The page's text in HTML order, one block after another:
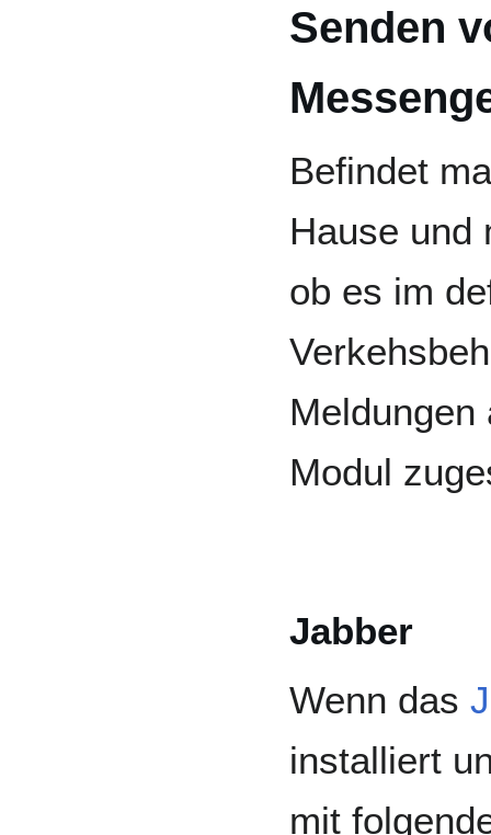
Senden
Befindet
Hause und
ob es im
Meldungen
Modul
Jabber
Wenn das
installiert
mit